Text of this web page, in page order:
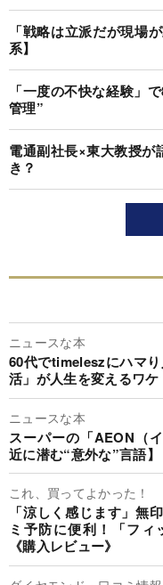
「戦略は立派だが現場
系】
「一度の不快な経験」
管理”
電通副社長×東大教授が
き？
ニュースな本
60代でtimeleszにハマ
活」が人生を変えるワケ
ニュースな本
スーパーの「AEON（
近に潜む“意外な”言語】
これ、買ってよかった！
「涼しく感じます」無
ミ予防に便利！「フィ
《購入レビュー》